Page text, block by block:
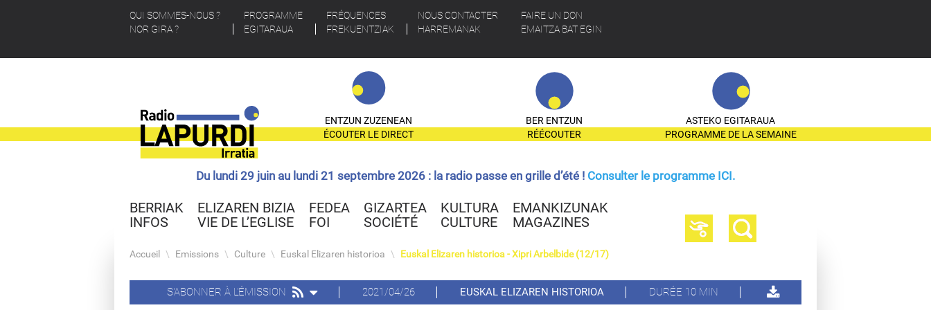
QUI SOMMES-NOUS ?
NOR GIRA ?
PROGRAMME
EGITARAUA
FRÉQUENCES
FREKUENTZIAK
NOUS CONTACTER
HARREMANAK
FAIRE UN DON
EMAITZA BAT EGIN
ENTZUN ZUZENEAN
ÉCOUTER LE DIRECT
BER ENTZUN
RÉÉCOUTER
ASTEKO EGITARAUA
PROGRAMME DE LA SEMAINE
Du lundi 29 juin au lundi 21 septembre 2026 : la radio passe en grille d’été ! Consulter le programme ICI.
BERRIAK
INFOS
ELIZAREN BIZIA
VIE DE L’EGLISE
FEDEA
FOI
GIZARTEA
SOCIÉTÉ
KULTURA
CULTURE
EMANKIZUNAK
MAGAZINES
Accueil \ Emissions \ Culture \ Euskal Elizaren historioa \ Euskal Elizaren historioa - Xipri Arbelbide (12/17)
S'ABONNER À L'ÉMISSION 2021/04/26 EUSKAL ELIZAREN HISTORIOA DURÉE 10 MIN